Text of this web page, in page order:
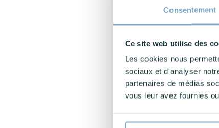
Consentement
Ce site web utilise des
Les cookies nous
sociaux et d'analyser
partenaires de médias
vous leur avez fournies